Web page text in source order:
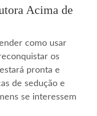
Acima de
como usar
os
pronta e
de sedução e
se interessem